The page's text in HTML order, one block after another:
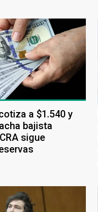
a $1.540 y
bajista
sigue